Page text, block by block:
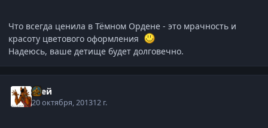
Что всегда ценила в Тёмном Ордене - это мрачность и
красоту цветового оформления
Надеюсь, ваше детище будет долговечно.
Грей
20 октября, 201312 г.